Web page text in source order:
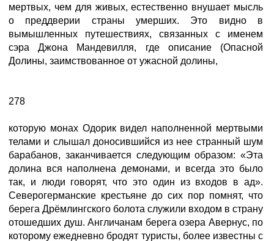
мертвых, чем для живых, естественно внушает мысль
о преддверии страны умерших. Это видно в
вымышленных путешествиях, связанных с именем
сэра Джона Мандевилля, где описание (Опасной
Долины, заимствованное от ужасной долины,
278
которую монах Одорик видел наполненной мертвыми
телами и слышал доносившийся из нее странный шум
барабанов, заканчивается следующим образом: «Эта
долина вся наполнена демонами, и всегда это было
так, и люди говорят, что это один из входов в ад».
Северогерманские крестьяне до сих пор помнят, что
берега Дрёмлингского болота служили входом в страну
отошедших душ. Англичанам берега озера Авернус, по
которому ежедневно бродят туристы, более известны с